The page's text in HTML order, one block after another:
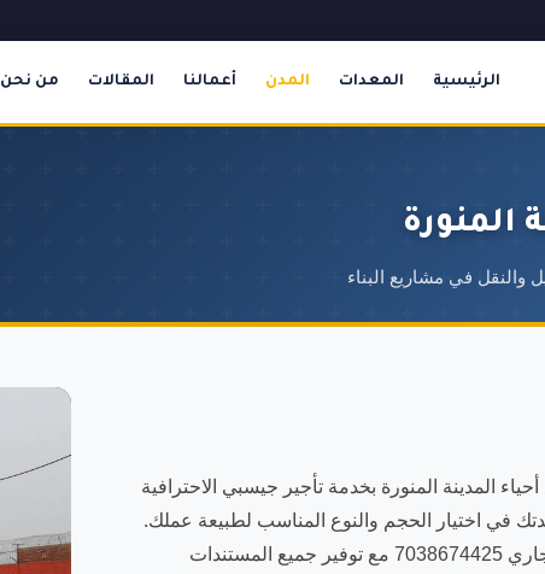
الرئيسية المعدات المدن أعمالنا المقالات من نحن
المنورة
المدينة المنورة بخدمة تأجير جيسبي الاحترافية
في اختيار الحجم والنوع المناسب لطبيعة عملك.
مسجلون في منصة اعتماد للمشتريات الحكومية بسجل تجاري 7038674425 مع توفير جميع المستندات